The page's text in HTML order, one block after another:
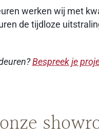
werken wij met
de tijdloze
Bespreek je